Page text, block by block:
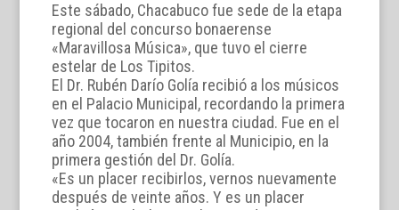
Este sábado, Chacabuco fue sede de la etapa
regional del concurso bonaerense
«Maravillosa Música», que tuvo el cierre
estelar de Los Tipitos.
El Dr. Rubén Darío Golía recibió a los músicos
en el Palacio Municipal, recordando la primera
vez que tocaron en nuestra ciudad. Fue en el
año 2004, también frente al Municipio, en la
primera gestión del Dr. Golía.
«Es un placer recibirlos, vernos nuevamente
después de veinte años. Y es un placer